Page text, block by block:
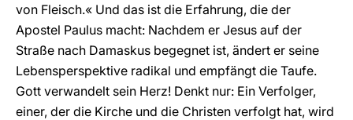
von Fleisch.« Und das ist die Erfahrung, die der
Apostel Paulus macht: Nachdem er Jesus auf der
Straße nach Damaskus begegnet ist, ändert er seine
Lebensperspektive radikal und empfängt die Taufe.
Gott verwandelt sein Herz! Denkt nur: Ein Verfolger,
einer, der die Kirche und die Christen verfolgt hat, wird